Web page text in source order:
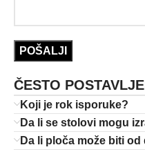
ČESTO
Koji je rok isporuke?
Da li se stolovi mogu
Da li ploča može biti